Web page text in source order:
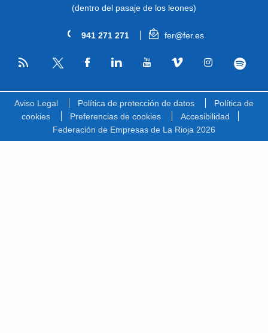
(dentro del pasaje de los leones)
941 271 271 fer@fer.es
RSS
Aviso Legal Política de protección de datos
Política de
cookies
Preferencias de cookies
Accesibilidad
Federación de Empresas de La Rioja 2026